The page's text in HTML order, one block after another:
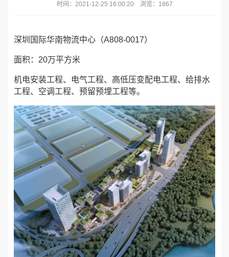
时间：2021-12-25 16:00:20 浏览：1867
深圳国际华南物流中心（A808-0017）
面积：20万平方米
机电安装工程、电气工程、高低压变配电工程、给排水
工程、空调工程、预留预埋工程等。